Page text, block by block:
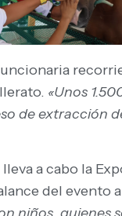
«Unos
de extracción
a cabo la
del evento